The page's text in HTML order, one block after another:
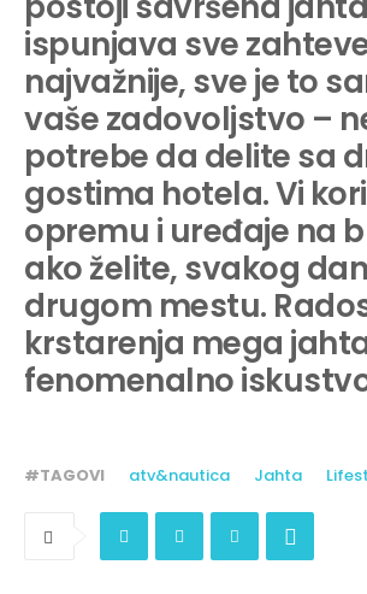
ispunjava sve
najvažnije, sve je to
vaše zadovoljstvo –
potrebe da delite sa
gostima hotela. Vi
opremu i uređaje na
ako želite, svakog
drugom mestu.
krstarenja mega
fenomenalno
#TAGOVI atv&nautica Jahta